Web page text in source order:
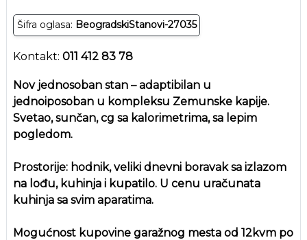
Šifra oglasa: BeogradskiStanovi-27035
Kontakt: 011 412 83 78
Nov jednosoban stan – adaptibilan u
jednoiposoban u kompleksu Zemunske kapije.
Svetao, sunčan, cg sa kalorimetrima, sa lepim
pogledom.
Prostorije: hodnik, veliki dnevni boravak sa izlazom
na lođu, kuhinja i kupatilo. U cenu uračunata
kuhinja sa svim aparatima.
Mogućnost kupovine garažnog mesta od 12kvm po